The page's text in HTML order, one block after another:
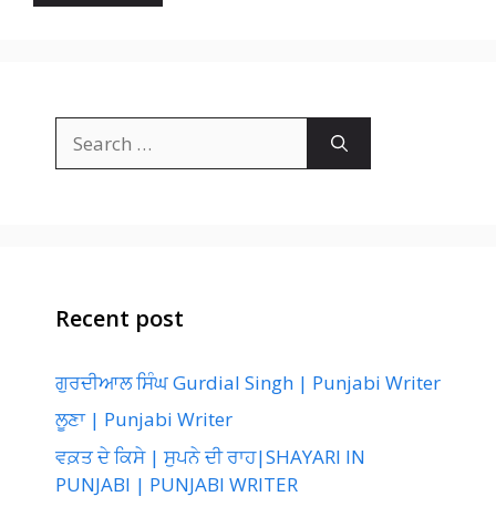
for:
Recent post
ਗੁਰਦੀਆਲ ਸਿੰਘ Gurdial Singh | Punjabi Writer
ਲੂਣਾ | Punjabi Writer
ਵਕ਼ਤ ਦੇ ਕਿਸੇ | ਸੁਪਨੇ ਦੀ ਰਾਹ|SHAYARI IN
PUNJABI | PUNJABI WRITER